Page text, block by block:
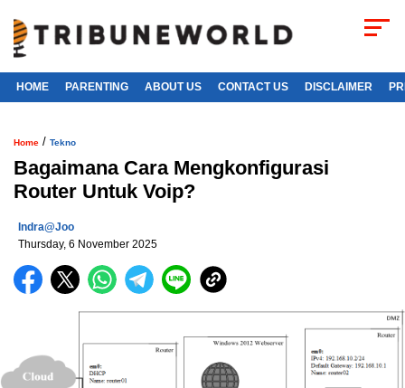
HOME PARENTING ABOUT US CONTACT US DISCLAIMER
Home / Tekno
Bagaimana Cara Mengkonfigurasi
Router Untuk Voip?
Indra@joo
Thursday, 6 November 2025